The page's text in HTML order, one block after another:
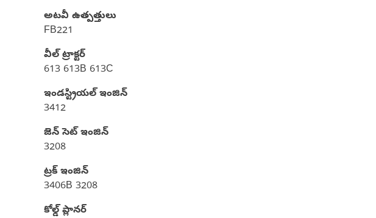
అటవీ ఉత్పత్తులు
FB221
వీల్ ట్రాక్టర్
613 613B 613C
ఇండస్ట్రియల్ ఇంజిన్
3412
జెన్ సెట్ ఇంజిన్
3208
ట్రక్ ఇంజిన్
3406B 3208
కోల్డ్ ప్లానర్